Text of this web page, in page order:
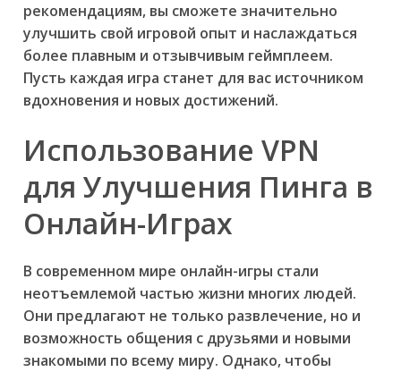
рекомендациям, вы сможете значительно
улучшить свой игровой опыт и наслаждаться
более плавным и отзывчивым геймплеем.
Пусть каждая игра станет для вас источником
вдохновения и новых достижений.
Использование VPN
для Улучшения Пинга в
Онлайн-Играх
В современном мире онлайн-игры стали
неотъемлемой частью жизни многих людей.
Они предлагают не только развлечение, но и
возможность общения с друзьями и новыми
знакомыми по всему миру. Однако, чтобы